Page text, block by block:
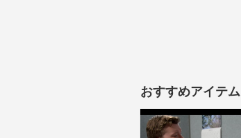
おすすめアイテム